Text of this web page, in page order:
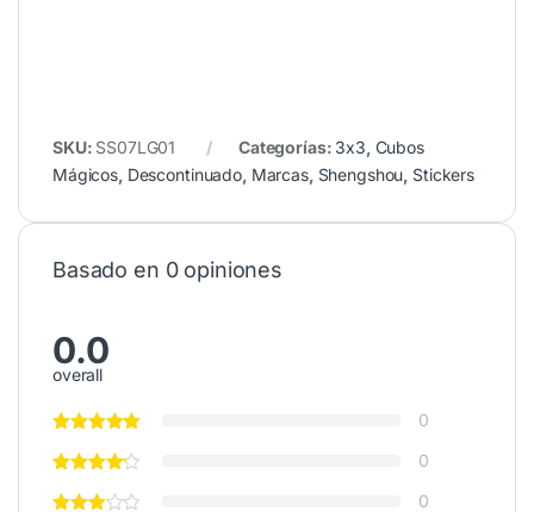
SKU: SS07LG01 Categorías: 3x3, Cubos
Mágicos, Descontinuado, Marcas, Shengshou, Stickers
Basado en 0 opiniones
0.0
overall
0
0
0